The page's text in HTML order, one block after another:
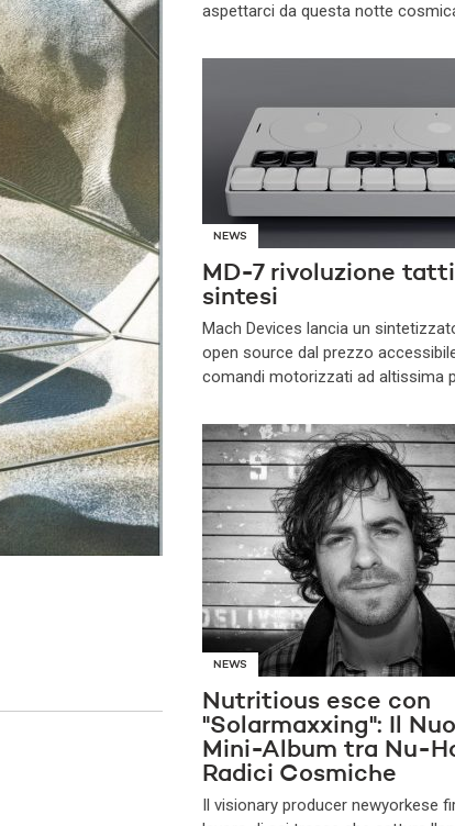
aspettarci da questa notte
NEWS
MD-7 rivoluzione
sintesi
Mach Devices lancia un
open source dal prezzo
comandi motorizzati ad altissima
NEWS
Nutritious esce con
"Solarmaxxing": Il
Mini-Album tra Nu-
Radici Cosmiche
Il visionary producer newyorkese